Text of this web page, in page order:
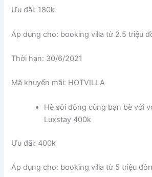
Ưu đãi: 180k
Áp dụng cho: booking villa từ 2.5 triệu
Thời hạn: 30/6/2021
Mã khuyến mãi: HOTVILLA
Hè sôi động cùng bạn bè với
Luxstay 400k
Ưu đãi: 400k
Áp dụng cho: booking villa từ 5 triệu